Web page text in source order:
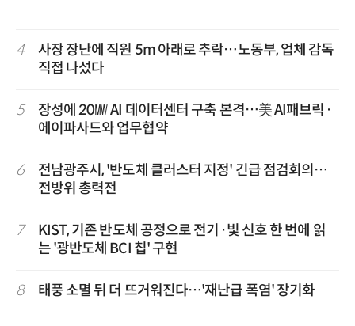
4
사장 장난에 직원 5m 아래로 추락…노동부, 업체 감독
직접 나섰다
5
장성에 20㎿ AI 데이터센터 구축 본격…美 AI패브릭·
에이파사드와 업무협약
6
전남광주시, '반도체 클러스터 지정' 긴급 점검회의…
전방위 총력전
7
KIST, 기존 반도체 공정으로 전기·빛 신호 한 번에 읽
는 '광반도체 BCI 칩' 구현
8 태풍 소멸 뒤 더 뜨거워진다…'재난급 폭염' 장기화